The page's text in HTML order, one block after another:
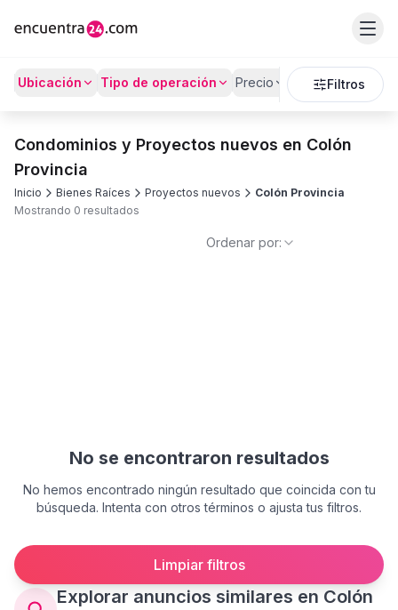
Ubicación Tipo de operación Precio Recámaras
Filtros
Condominios y Proyectos nuevos en Colón
Provincia
Inicio Bienes Raíces Proyectos nuevos
Colón Provincia
Mostrando 0 resultados
Ordenar por:
No se encontraron resultados
No hemos encontrado ningún resultado que coincida con tu
búsqueda. Intenta con otros términos o ajusta tus filtros.
Limpiar filtros
Explorar anuncios similares en Colón